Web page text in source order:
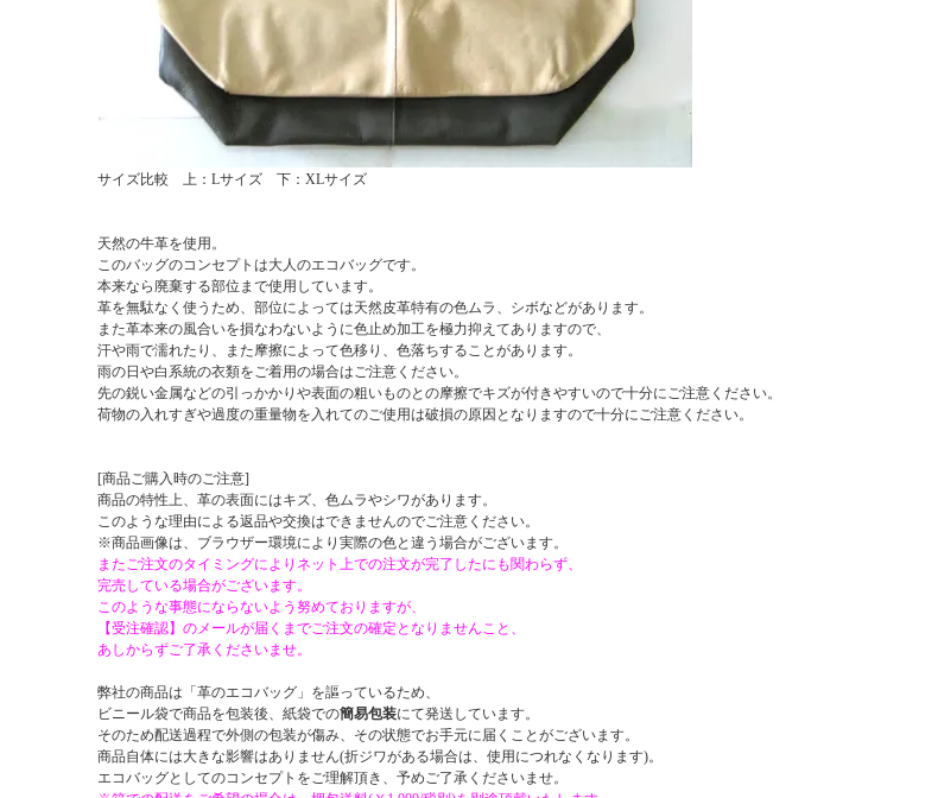
サイズ比較 上：Lサイズ 下：XLサイズ
天然の牛革を使用。
このバッグのコンセプトは大人のエコバッグです。
本来なら廃棄する部位まで使用しています。
革を無駄なく使うため、部位によっては天然皮革特有の色ムラ、シボなどがあります。
また革本来の風合いを損なわないように色止め加工を極力抑えてありますので、
汗や雨で濡れたり、また摩擦によって色移り、色落ちすることがあります。
雨の日や白系統の衣類をご着用の場合はご注意ください。
先の鋭い金属などの引っかかりや表面の粗いものとの摩擦でキズが付きやすいので十分にご注意ください。
荷物の入れすぎや過度の重量物を入れてのご使用は破損の原因となりますので十分にご注意ください。
[商品ご購入時のご注意]
商品の特性上、革の表面にはキズ、色ムラやシワがあります。
このような理由による返品や交換はできませんのでご注意ください。
※商品画像は、ブラウザー環境により実際の色と違う場合がございます。
またご注文のタイミングによりネット上での注文が完了したにも関わらず、
完売している場合がございます。
このような事態にならないよう努めておりますが、
【受注確認】のメールが届くまでご注文の確定となりませんこと、
あしからずご了承くださいませ。
弊社の商品は「革のエコバッグ」を謳っているため、
ビニール袋で商品を包装後、紙袋での簡易包装にて発送しています。
そのため配送過程で外側の包装が傷み、その状態でお手元に届くことがございます。
商品自体には大きな影響はありません(折ジワがある場合は、使用につれなくなります)。
エコバッグとしてのコンセプトをご理解頂き、予めご了承くださいませ。